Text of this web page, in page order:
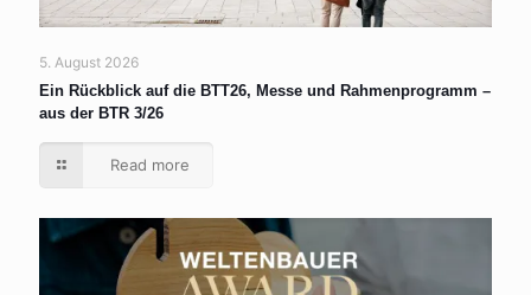
5. August 2026
Ein Rückblick auf die BTT26, Messe und Rahmenprogramm –
aus der BTR 3/26
Read more